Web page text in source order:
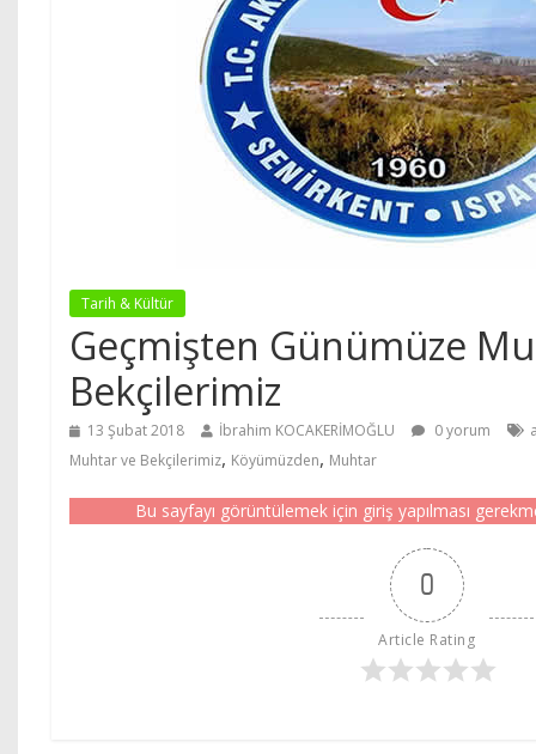
Tarih & Kültür
Geçmişten Günümüze
Bekçilerimiz
13 Şubat 2018 İbrahim KOCAKERİMOĞLU 0 yorum
Muhtar ve Bekçilerimiz, Köyümüzden, Muhtar
Bu sayfayı görüntülemek için giriş yapılması
0
Article Rating